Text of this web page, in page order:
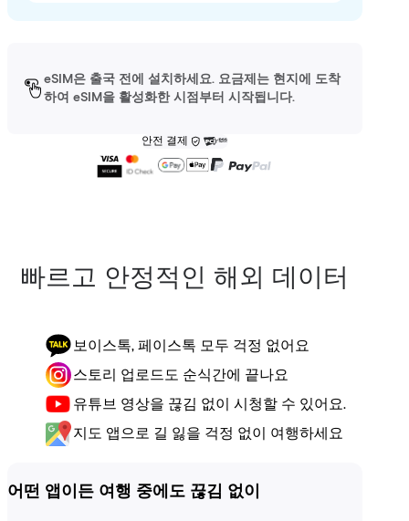
eSIM은 출국 전에 설치하세요. 요금제는 현지에 도착
하여 eSIM을 활성화한 시점부터 시작됩니다.
안전 결제
빠르고 안정적인 해외 데이터
보이스톡, 페이스톡 모두 걱정 없어요
스토리 업로드도 순식간에 끝나요
유튜브 영상을 끊김 없이 시청할 수 있어요.
지도 앱으로 길 잃을 걱정 없이 여행하세요
어떤 앱이든 여행 중에도 끊김 없이